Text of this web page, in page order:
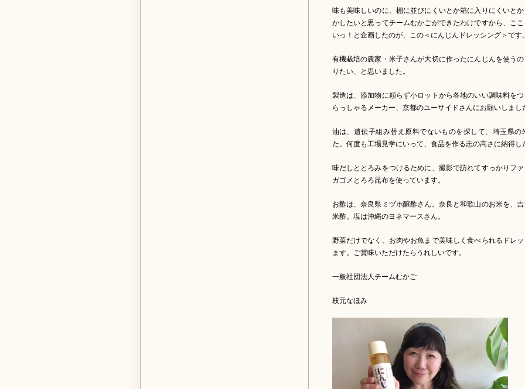
味も美味しいのに、棚に並びにくいとか箱に入りにくいと
かしたいと思ってチームむかごができたわけですから、こ
いっ！と企画したのが、この＜にんじんドレッシング＞です。
有機栽培の農家・米子さんが大切に作ったにんじんを使う
りたい、と思いました。
製造は、添加物に頼らず小ロットから各地のいい調味料を
らっしゃるメーカー、京都のユーサイドさんにお願いしまし
油は、遺伝子組み替え原料でないものを探して、埼玉県
た。何度も工場見学にいって、食品を作る志の高さに納得し
味だしととろみをつけるために、撮影で訪れてすっかりフ
ガゴメとろろ昆布を使っています。
お酢は、奈良県ミヅホ醸酢さん。奈良と和歌山のお米を、
米酢。塩は沖縄のヨネマースさん。
野菜だけでなく、お肉やお魚まで美味しく食べられるドレ
ます。ご賞味いただけたらうれしいです。
一般社団法人チームむかご
枝元なほみ